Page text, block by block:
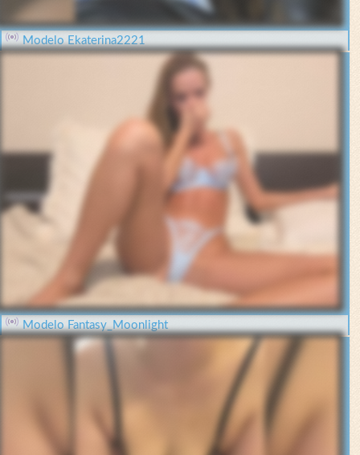
Modelo Ekaterina2221
Modelo Fantasy_Moonlight